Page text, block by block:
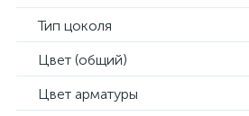
Тип цоколя
Цвет (общий)
Цвет арматуры